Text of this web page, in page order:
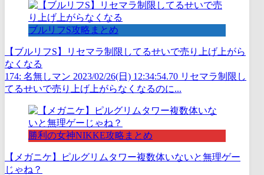
ブルリフS攻略まとめ
【ブルリフS】リセマラ制限してるせいで売り上げ上がら
なくなる
174: 名無しマン 2023/02/26(日) 12:34:54.70 リセマラ制限し
てるせいで売り上げ上がらなくなるのに...
勝利の女神NIKKE攻略まとめ
【メガニケ】ピルグリムタワー複数体いないと無理ゲー
じゃね？